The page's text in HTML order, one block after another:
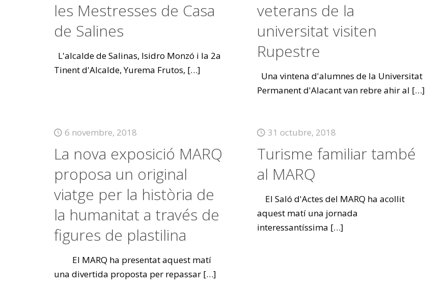
les Mestresses de Casa
de Salines
L'alcalde de Salinas, Isidro Monzó i la 2a
Tinent d'Alcalde, Yurema Frutos, […]
veterans de la
universitat visiten
Rupestre
Una vintena d'alumnes de la Universitat
Permanent d'Alacant van rebre ahir al […]
6 novembre, 2018
La nova exposició MARQ
proposa un original
viatge per la història de
la humanitat a través de
figures de plastilina
El MARQ ha presentat aquest matí
una divertida proposta per repassar[…]
31 octubre, 2018
Turisme familiar també
al MARQ
El Saló d'Actes del MARQ ha acollit
aquest matí una jornada
interessantíssima […]